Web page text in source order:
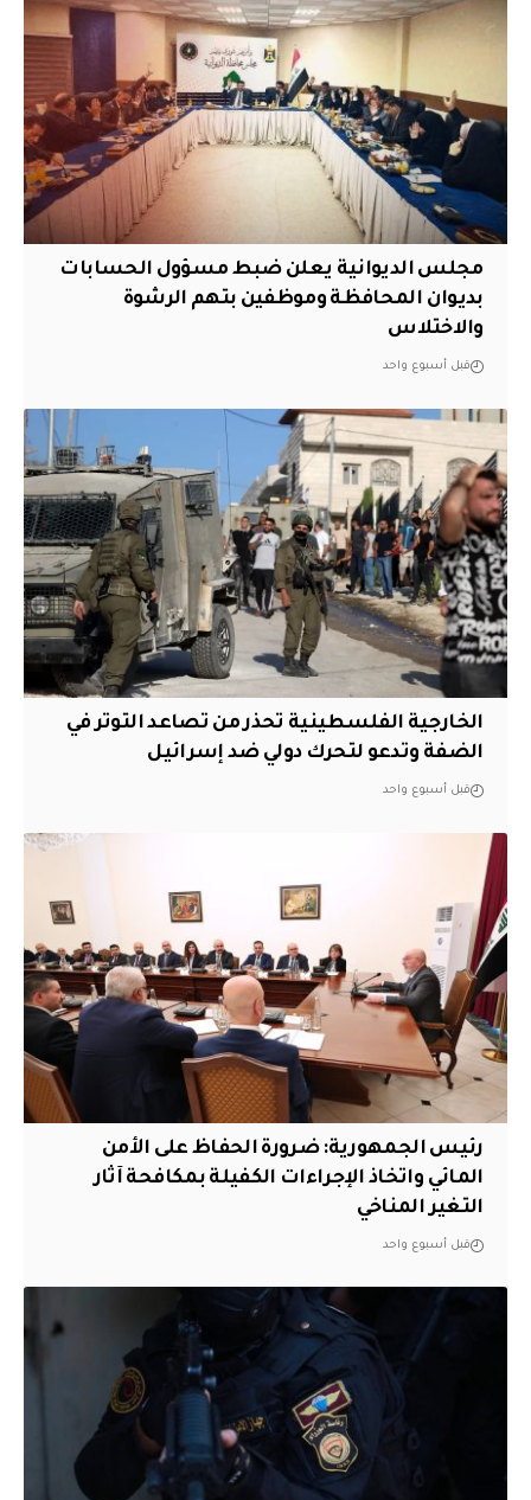
مجلس الديوانية يعلن ضبط مسؤول الحسابات
بديوان المحافظة وموظفين بتهم الرشوة
والاختلاس
قبل أسبوع واحد
الخارجية الفلسطينية تحذر من تصاعد التوتر في
الضفة وتدعو لتحرك دولي ضد إسرائيل
قبل أسبوع واحد
رئيس الجمهورية: ضرورة الحفاظ على الأمن
المائي واتخاذ الإجراءات الكفيلة بمكافحة آثار
التغير المناخي
قبل أسبوع واحد